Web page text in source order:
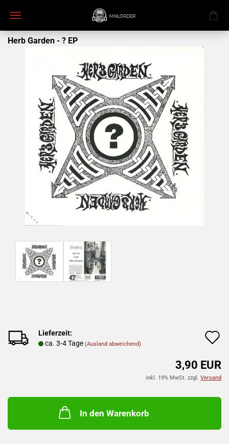
Herb Garden - ? EP
Lieferzeit:
ca. 3-4 Tage (Ausland abweichend)
3,90 EUR
inkl. 19% MwSt. zzgl. Versand
In den Warenkorb